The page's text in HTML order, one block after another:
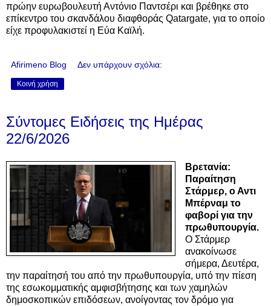
πρώην ευρωβουλευτή Αντόνιο Παντσέρι και βρέθηκε στο
επίκεντρο του σκανδάλου διαφθοράς Qatargate, για το οποίο
είχε προφυλακιστεί η Εύα Καϊλή.
Afirimeno Blog Δεν υπάρχουν σχόλια:
Κοινή χρήση
Σύντομες Ειδήσεις της Ημέρας
22/6/2026
Βρετανία:
Παραίτηση
Στάρμερ, ο Αντι
Μπέρναμ το
φαβορί για την
πρωθυπουργία.
Ο Στάρμερ
ανακοίνωσε
σήμερα, Δευτέρα,
την παραίτησή του από την πρωθυπουργία, υπό την πίεση
της εσωκομματικής αμφισβήτησης και των χαμηλών
δημοσκοπικών επιδόσεων, ανοίγοντας τον δρόμο για